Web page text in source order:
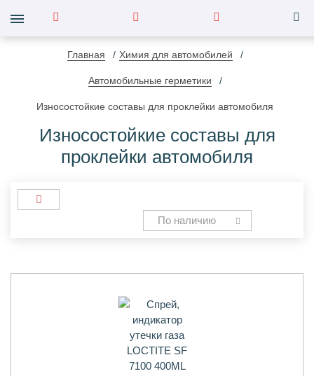
Главная Химия для автомобилей
Автомобильные герметики
Износостойкие составы для проклейки автомобиля
Износостойкие составы для
проклейки автомобиля
По наличию